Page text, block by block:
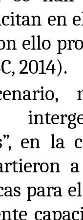
en
ello
2014).
en la
para